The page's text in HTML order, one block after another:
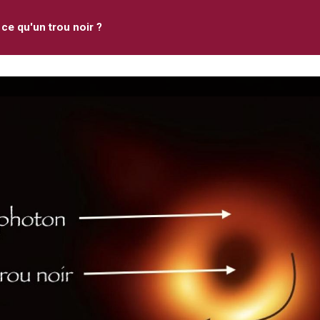
qu'un trou noir ?